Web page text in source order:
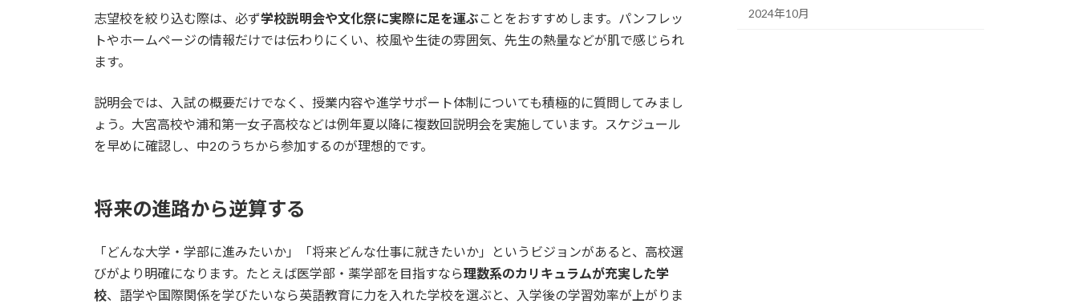
志望校を絞り込む際は、必ず学校説明会や文化祭に実際に足を運ぶ ことをおすすめします。パンフレッ
トやホームページの情報だけでは伝わりにくい、校風や生徒の雰囲気、先生の熱量などが肌で感じられ
ます。
説明会では、入試の概要だけでなく、授業内容や進学サポート体制についても積極的に質問してみまし
ょう。大宮高校や浦和第一女子高校などは例年夏以降に複数回説明会を実施しています。スケジュール
を早めに確認し、中2のうちから参加するのが理想的です。
将来の進路から逆算する
「どんな大学・学部に進みたいか」「将来どんな仕事に就きたいか」というビジョンがあると、高校選
びがより明確になります。たとえば医学部・薬学部を目指すなら理数系のカリキュラムが充実した学
校、語学や国際関係を学びたいなら英語教育に力を入れた学校を選ぶと、入学後の学習効率が上がりま
2024年10月